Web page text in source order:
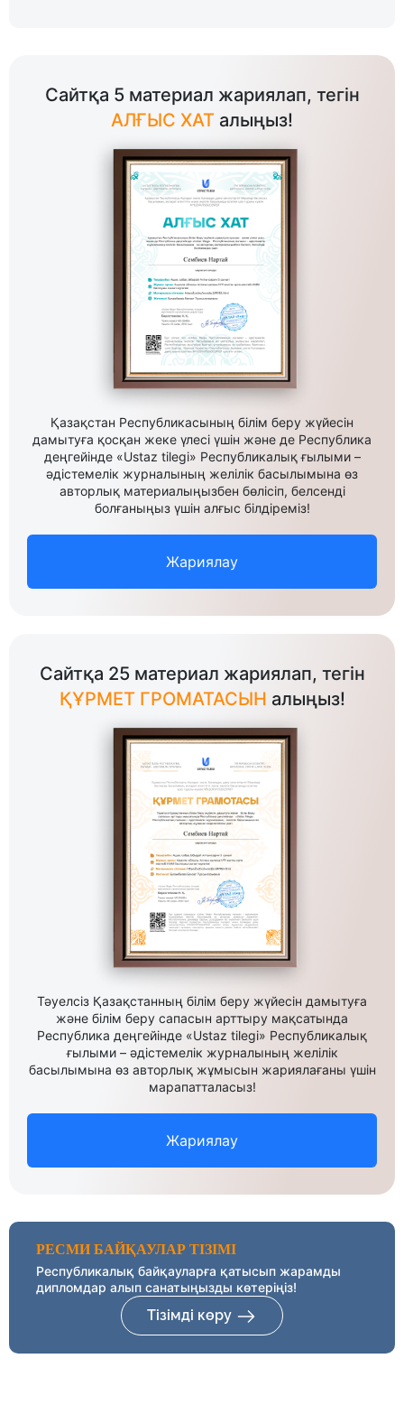
Сайтқа 5 материал жариялап, тегін
АЛҒЫС ХАТ алыңыз!
Қазақстан Республикасының білім беру жүйесін
дамытуға қосқан жеке үлесі үшін және де Республика
деңгейінде «Ustaz tilegi» Республикалық ғылыми –
әдістемелік журналының желілік басылымына өз
авторлық материалыңызбен бөлісіп, белсенді
болғаныңыз үшін алғыс білдіреміз!
Жариялау
Сайтқа 25 материал жариялап, тегін
ҚҰРМЕТ ГРОМАТАСЫН алыңыз!
Тәуелсіз Қазақстанның білім беру жүйесін дамытуға
және білім беру сапасын арттыру мақсатында
Республика деңгейінде «Ustaz tilegi» Республикалық
ғылыми – әдістемелік журналының желілік
басылымына өз авторлық жұмысын жариялағаны үшін
марапатталасыз!
Жариялау
РЕСМИ БАЙҚАУЛАР ТІЗІМІ
Республикалық байқауларға қатысып жарамды
дипломдар алып санатыңызды көтеріңіз!
Тізімді көру